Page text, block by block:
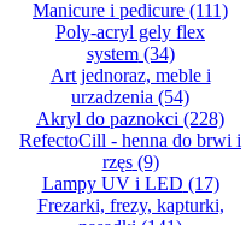
Manicure i pedicure (111)
Poly-acryl gely flex
system(34)
Art jednoraz, meble i
urzadzenia (54)
Akryl do paznokci (228)
RefectoCill - henna do brwi i
rzęs(9)
Lampy UV i LED (17)
Frezarki, frezy, kapturki,